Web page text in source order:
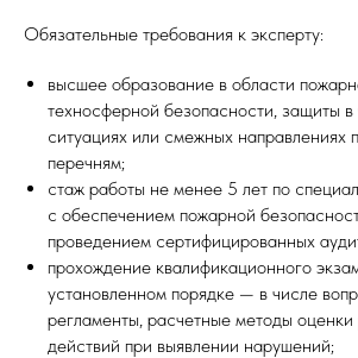
Обязательные требования к эксперту:
высшее образование в области
техносферной безопасности, защиты
ситуациях или смежных направлениях
перечням;
стаж работы не менее 5 лет по
с обеспечением пожарной
проведением сертифицированных
прохождение квалификационного
установленном порядке — в числе
регламенты, расчетные методы оценки
действий при выявлении нарушений;